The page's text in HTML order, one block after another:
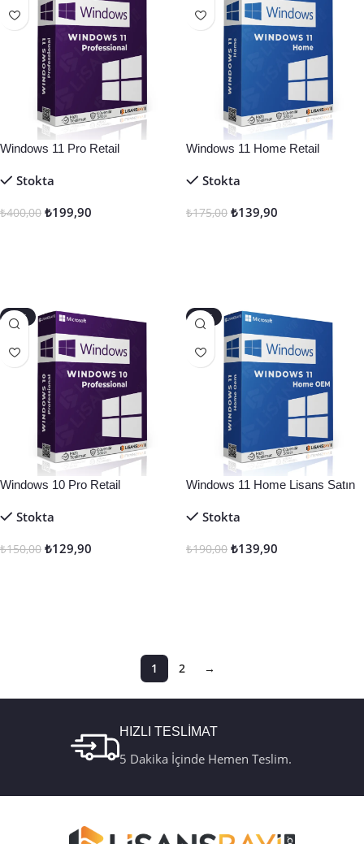
Windows 11 Pro Retail
Stokta
₺400,00 ₺199,90
Windows 11 Home Retail
Stokta
₺175,00 ₺139,90
-13%
Windows 10 Pro Retail
Stokta
₺150,00 ₺129,90
-26%
Windows 11 Home Lisans Satın
Stokta
₺190,00 ₺139,90
1 2 →
HIZLI TESLİMAT
5 Dakika İçinde Hemen Teslim.